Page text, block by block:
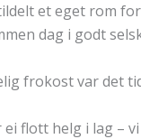
et eget rom
dag i godt
frokost var det
flott helg i lag –